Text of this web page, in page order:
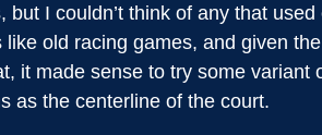
but I couldn’t think of any that
like old racing games, and given
it made sense to try some
as the centerline of the court.